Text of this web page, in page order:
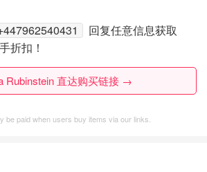
回复任意信息获取
折扣！
Rubinstein 直达购买链接 →
be paid when users buy items via our links.